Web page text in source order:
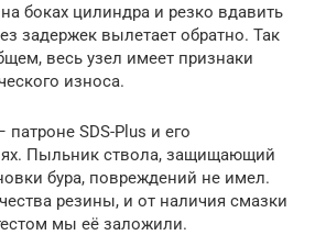
боках цилиндра и резко вдавить
задержек вылетает обратно. Так
весь узел имеет признаки
износа.
SDS-Plus и его
Пыльник ствола, защищающий
бура, повреждений не имел.
резины, и от наличия смазки
мы её заложили.